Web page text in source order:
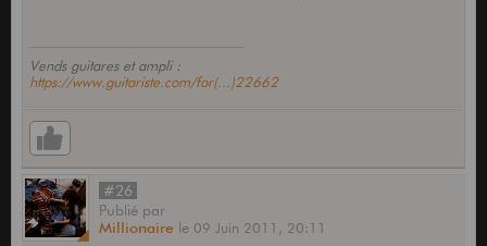
Vends guitares et ampli :
https://www.guitariste.com/for(...)22662
#26
Publié par
Millionaire le 09 Juin 2011, 20:11